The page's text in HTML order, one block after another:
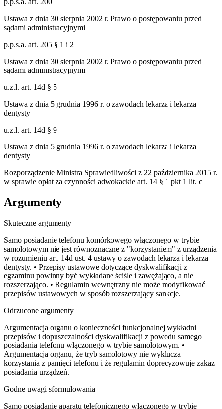
Ustawa z dnia 30 sierpnia 2002 r. Prawo o postępowaniu przed
sądami administracyjnymi
p.p.s.a. art. 205 § 1 i 2
Ustawa z dnia 30 sierpnia 2002 r. Prawo o postępowaniu przed
sądami administracyjnymi
u.z.l. art. 14d § 5
Ustawa z dnia 5 grudnia 1996 r. o zawodach lekarza i lekarza
dentysty
u.z.l. art. 14d § 9
Ustawa z dnia 5 grudnia 1996 r. o zawodach lekarza i lekarza
dentysty
Rozporządzenie Ministra Sprawiedliwości z 22 października 2015 r.
w sprawie opłat za czynności adwokackie art. 14 § 1 pkt 1 lit. c
Argumenty
Skuteczne argumenty
Samo posiadanie telefonu komórkowego włączonego w trybie
samolotowym nie jest równoznaczne z "korzystaniem" z urządzenia
w rozumieniu art. 14d ust. 4 ustawy o zawodach lekarza i lekarza
dentysty. • Przepisy ustawowe dotyczące dyskwalifikacji z
egzaminu powinny być wykładane ściśle i zawężająco, a nie
rozszerzająco. • Regulamin wewnętrzny nie może modyfikować
przepisów ustawowych w sposób rozszerzający sankcje.
Odrzucone argumenty
Argumentacja organu o konieczności funkcjonalnej wykładni
przepisów i dopuszczalności dyskwalifikacji z powodu samego
posiadania telefonu włączonego w trybie samolotowym. •
Argumentacja organu, że tryb samolotowy nie wyklucza
korzystania z pamięci telefonu i że regulamin doprecyzowuje zakaz
posiadania urządzeń.
Godne uwagi sformułowania
Samo posiadanie aparatu telefonicznego włączonego w trybie